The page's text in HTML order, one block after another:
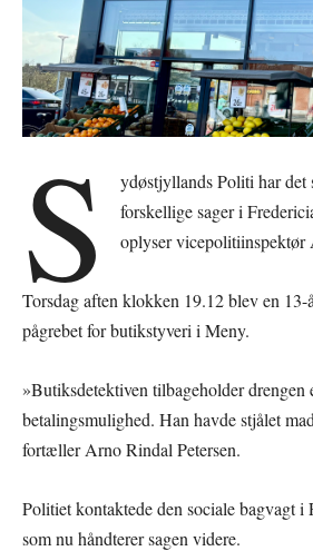
S
ydøstjyllands Politi har det
forskellige sager i
oplyser vicepolitiinspektør
Torsdag aften klokken 19.12 blev en
pågrebet for butikstyveri i Meny.
»Butiksdetektiven tilbageholder drengen
betalingsmulighed. Han havde stjålet
fortæller Arno Rindal Petersen.
Politiet kontaktede den sociale bagvagt i
som nu håndterer sagen videre.